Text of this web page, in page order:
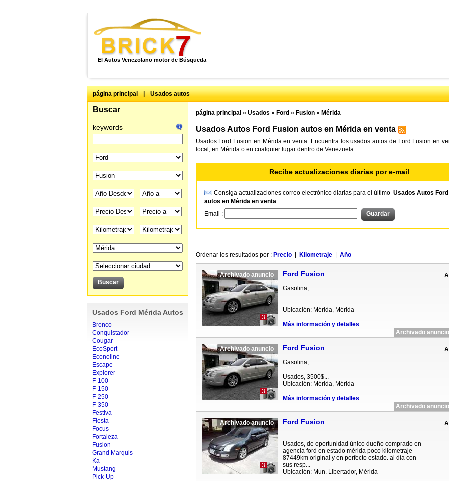
El Autos Venezolano motor de Búsqueda
página principal | Usados autos
Buscar
keywords
-
-
-
Usados Ford Mérida Autos
Bronco
Conquistador
Cougar
EcoSport
Econoline
Escape
Explorer
F-100
F-150
F-250
F-350
Festiva
Fiesta
Focus
Fortaleza
Fusion
Grand Marquis
Ka
Mustang
Pick-Up
página principal » Usados » Ford » Fusion» Mérida
Usados Autos Ford Fusion autos en Mérida en venta
Usados Ford Fusion en Mérida en venta. Encuentra los usados autos de Ford Fusion en
local, en Mérida o en cualquier lugar dentro de Venezuela
Recibe actualizaciones diarias por e-mail
Consiga actualizaciones correo electrónico diarias para el último Usados Autos
autos en Mérida en venta
Email :
Ordenar los resultados por : Precio| Kilometraje| Año
Archivado anuncio
3
Ford Fusion
Gasolina,
Ubicación: Mérida, Mérida
Más información y detalles
Archivado
Archivado anuncio
3
Ford Fusion
Gasolina,
Usados, 3500$...
Ubicación: Mérida, Mérida
Más información y detalles
Archivado
Archivado anuncio
3
Ford Fusion
Usados, de oportunidad único dueño comprado en
agencia ford en estado mérida poco kilometraje
87449km original y en perfecto estado. al día con
sus resp...
Ubicación: Mun. Libertador, Mérida